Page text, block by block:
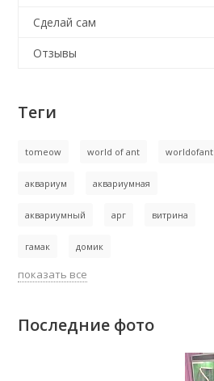
Сделай сам
Отзывы
Теги
tomeow world of ant worldofant
аквариум аквариумная
аквариумный арг витрина
гамак домик
показать все
Последние фото